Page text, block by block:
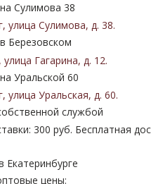
Сулимова 38
, улица Сулимова, д. 38.
Березовском
, улица Гагарина, д. 12.
Уральской 60
, улица Уральская, д. 60.
службой
300 руб. Бесплатная
Екатеринбурге
цены: